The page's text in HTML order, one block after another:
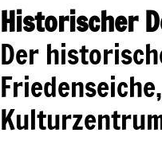
Historischer
Der